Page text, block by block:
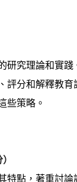
研究理論和實踐
評分和解釋教育
些策略。
特點，著重討論